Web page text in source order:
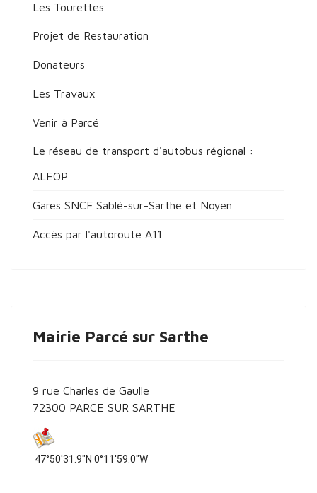
Les Tourettes
Projet de Restauration
Donateurs
Les Travaux
Venir à Parcé
Le réseau de transport d'autobus régional :
ALEOP
Gares SNCF Sablé-sur-Sarthe et Noyen
Accès par l'autoroute A11
Mairie Parcé sur Sarthe
9 rue Charles de Gaulle
72300 PARCE SUR SARTHE
47°50'31.9"N 0°11'59.0"W